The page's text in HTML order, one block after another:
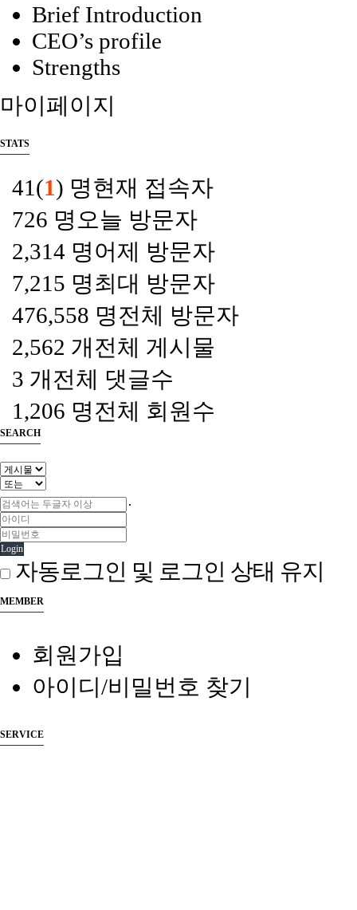
Brief Introduction
CEO’s profile
Strengths
마이페이지
STATS
41(1) 명현재 접속자
726 명 오늘 방문자
2,314 명어제 방문자
7,215 명최대 방문자
476,558 명전체 방문자
2,562 개전체 게시물
3 개전체 댓글수
1,206 명전체 회원수
SEARCH
Login
자동로그인 및 로그인 상태 유지
MEMBER
회원가입
아이디/비밀번호 찾기
SERVICE